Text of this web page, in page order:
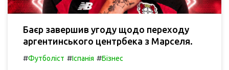
Баєр завершив угоду щодо переходу
аргентинського центрбека з Марселя.
#Футболіст #Іспанія #Бізнес